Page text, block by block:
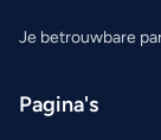
Je betrouwbare
Pagina's